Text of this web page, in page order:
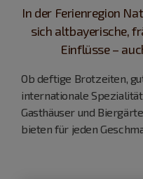
In der Ferienregion
sich altbayerische,
Einflüsse –
Ob deftige Brotzeiten,
internationale
Gasthäuser und
bieten für jeden